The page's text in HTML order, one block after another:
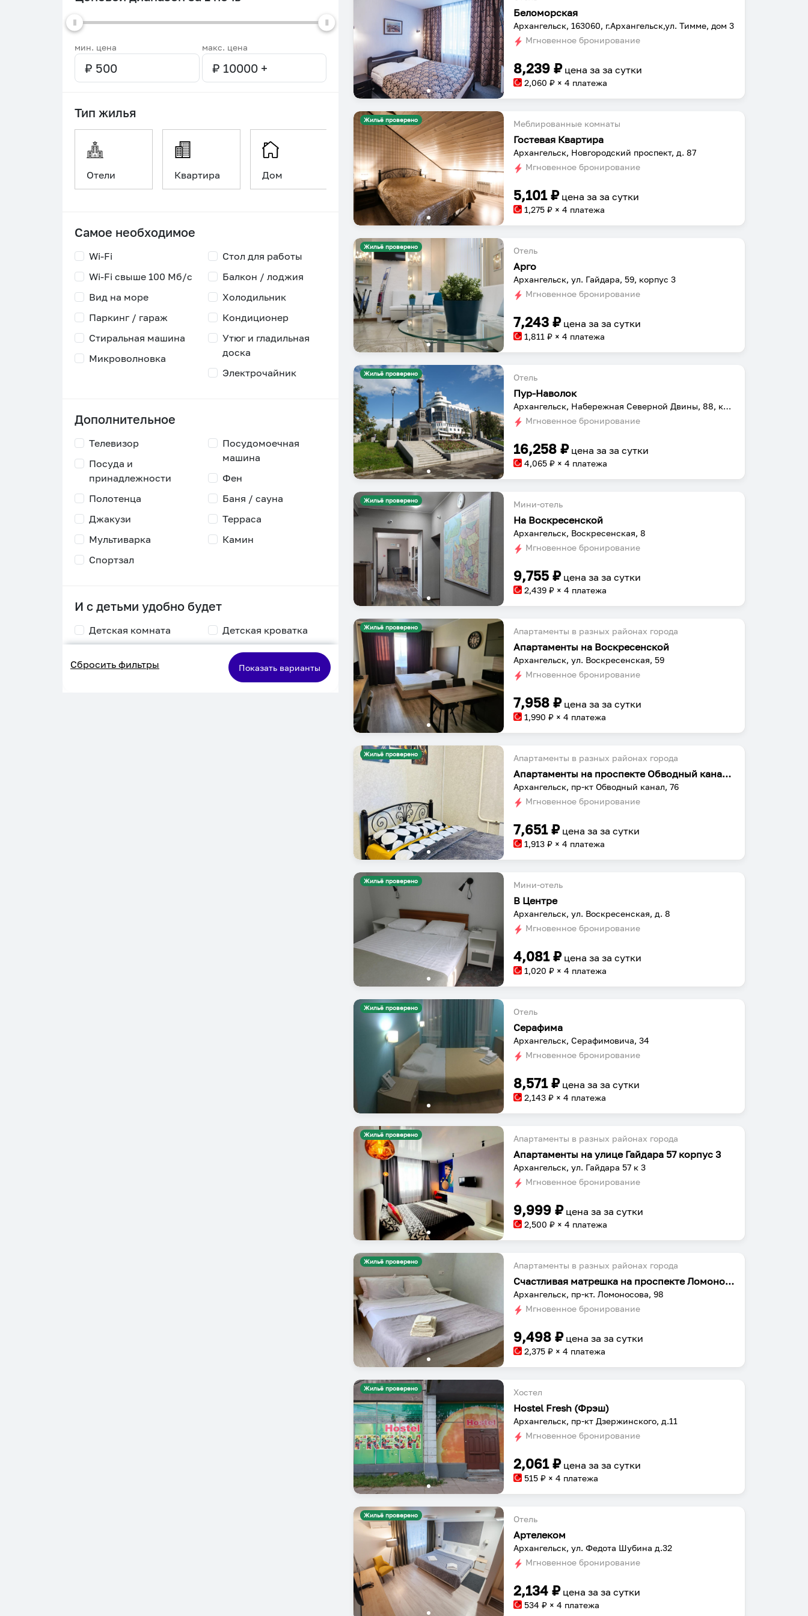
dates.
мин. цена макс. цена
Тип жилья
Отели Квартира Дом Уникальное
Самое необходимое
Wi-Fi
Wi-Fi свыше 100 Мб/с
Стол для работы
Балкон / лоджия
Вид на море
Паркинг / гараж
Холодильник
Кондиционер
Стиральная машина
Микроволновка
Утюг и гладильная
доска
Электрочайник
Дополнительное
Телевизор
Посуда и
принадлежности
Посудомоечная
машина
Фен
Полотенца
Джакузи
Баня / сауна
Терраса
Мультиварка
Спортзал
Камин
И с детьми удобно будет
Детская комната
кормления
Детская кроватка
Двухъярусная
кровать
Сбросить фильтры Показать варианты
Беломорская
Архангельск, 163060, г.Архангельск,ул. Тимме, дом 3
Мгновенное бронирование
8,239 ₽ цена заза сутки
2,060 ₽ × 4 платежа
Жильё проверено Меблированные комнаты
Гостевая Квартира
Архангельск, Новгородский проспект, д. 87
Мгновенное бронирование
5,101₽ цена заза сутки
1,275 ₽ × 4 платежа
Жильё проверено Отель
Арго
Архангельск, ул. Гайдара, 59, корпус 3
Мгновенное бронирование
7,243 ₽ цена заза сутки
1,811 ₽ × 4 платежа
Жильё проверено Отель
Пур-Наволок
Архангельск, Набережная Северной Двины, 88, корп.1
Мгновенное бронирование
16,258 ₽ цена заза сутки
4,065 ₽ × 4 платежа
Жильё проверено Мини-отель
На Воскресенской
Архангельск, Воскресенская, 8
Мгновенное бронирование
9,755 ₽ цена заза сутки
2,439 ₽ × 4 платежа
Жильё проверено Апартаменты в разных районах города
Апартаменты на Воскресенской
Архангельск, ул. Воскресенская, 59
Мгновенное бронирование
7,958 ₽ цена заза сутки
1,990 ₽ × 4 платежа
Жильё проверено Апартаменты в разных районах города
Апартаменты на проспекте Обводный канал 76
Архангельск, пр-кт Обводный канал, 76
Мгновенное бронирование
7,651₽ цена заза сутки
1,913 ₽ × 4 платежа
Жильё проверено Мини-отель
В Центре
Архангельск, ул. Воскресенская, д. 8
Мгновенное бронирование
4,081₽ цена заза сутки
1,020 ₽ × 4 платежа
Жильё проверено Отель
Серафима
Архангельск, Серафимовича, 34
Мгновенное бронирование
8,571₽ цена заза сутки
2,143 ₽ × 4 платежа
Жильё проверено Апартаменты в разных районах города
Апартаменты на улице Гайдара 57 корпус 3
Архангельск, ул. Гайдара 57 к 3
Мгновенное бронирование
9,999 ₽ цена заза сутки
2,500 ₽ × 4 платежа
Жильё проверено Апартаменты в разных районах города
Счастливая матрешка на проспекте Ломоносова
Архангельск, пр-кт. Ломоносова, 98
Мгновенное бронирование
9,498 ₽ цена заза сутки
2,375 ₽ × 4 платежа
Жильё проверено Хостел
Hostel Fresh (Фрэш)
Архангельск, пр-кт Дзержинского, д.11
Мгновенное бронирование
2,061₽ цена заза сутки
515 ₽ × 4 платежа
Жильё проверено Отель
Артелеком
Архангельск, ул. Федота Шубина д.32
Мгновенное бронирование
2,134 ₽ цена заза сутки
534 ₽ × 4 платежа